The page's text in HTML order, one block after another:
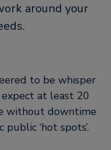
around your
to be whisper
at least 20
without downtime
‘hot spots’.